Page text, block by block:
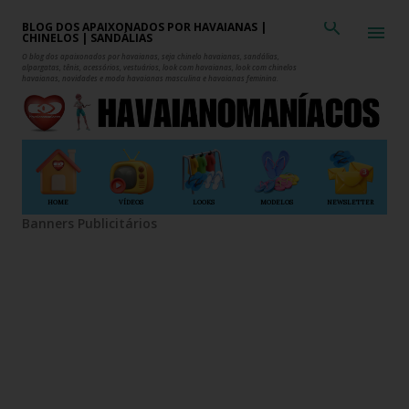
Pular para o conteúdo principal
BLOG DOS APAIXONADOS POR HAVAIANAS |
CHINELOS | SANDÁLIAS
O blog dos apaixonados por havaianas, seja chinelo havaianas, sandálias,
alpargatas, tênis, acessórios, vestuários, look com havaianas, look com chinelos
havaianas, novidades e moda havaianas masculina e havaianas feminina.
HOME VÍDEOS LOOKS MODELOS NEWSLETTER
Banners Publicitários